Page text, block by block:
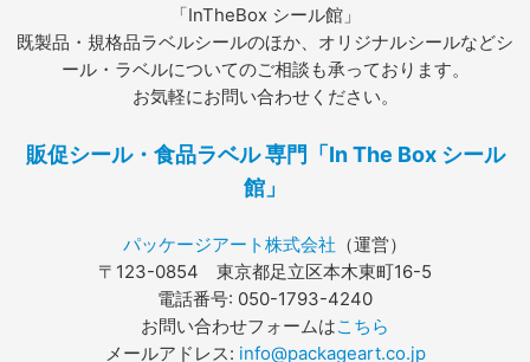
「InTheBox シール館」
既製品・規格品ラベルシールのほか、オリジナルシールなどシ
ール・ラベルについてのご相談も承っております。
お気軽にお問い合わせください。
販促シール・食品ラベル 専門「In The Box シール
館」
パッケージアート株式会社 （運営）
〒123-0854 東京都足立区本木東町16-5
電話番号: 050-1793-4240
お問い合わせフォームはこちら
メールアドレス: info@packageart.co.jp